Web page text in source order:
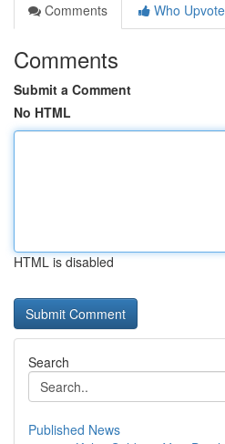
Comments
Who
Comments
Submit a Comment
No HTML
HTML is disabled
Search
Published News